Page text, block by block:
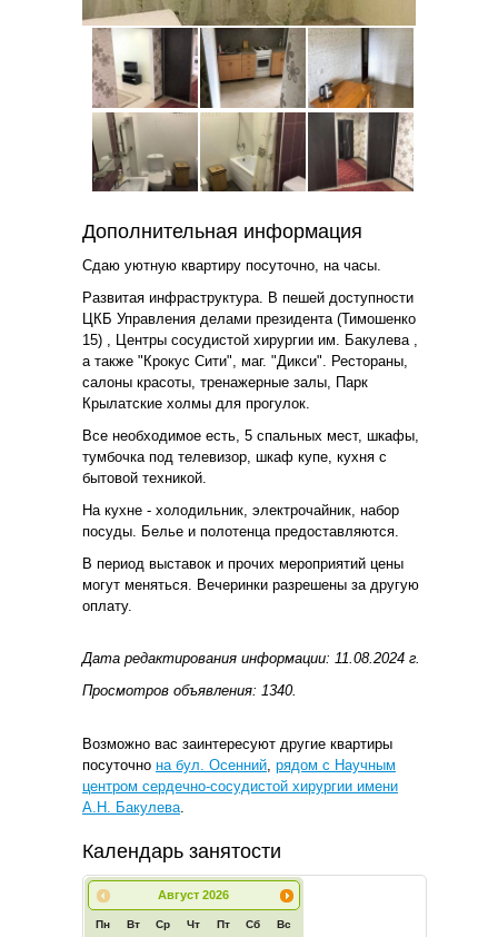
Дополнительная информация
Сдаю уютную квартиру посуточно, на часы.
Развитая инфраструктура. В пешей доступности
ЦКБ Управления делами президента (Тимошенко
15) , Центры сосудистой хирургии им. Бакулева ,
а также "Крокус Сити", маг. "Дикси". Рестораны,
салоны красоты, тренажерные залы, Парк
Крылатские холмы для прогулок.
Все необходимое есть, 5 спальных мест, шкафы,
тумбочка под телевизор, шкаф купе, кухня с
бытовой техникой.
На кухне - холодильник, электрочайник, набор
посуды. Белье и полотенца предоставляются.
В период выставок и прочих мероприятий цены
могут меняться. Вечеринки разрешены за другую
оплату.
Дата редактирования информации: 11.08.2024 г.
Просмотров объявления: 1340.
Возможно вас заинтересуют другие квартиры
посуточно на бул. Осенний рядом с Научным
центром сердечно-сосудистой хирургии имени
А.Н. Бакулева
Календарь занятости
Август 2026
Пн Вт Ср Чт Пт Сб Вс